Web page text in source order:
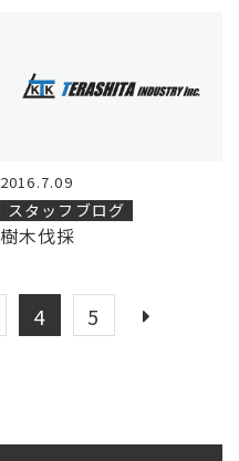
2016.7.09
スタッフブログ
樹木伐採
4 5